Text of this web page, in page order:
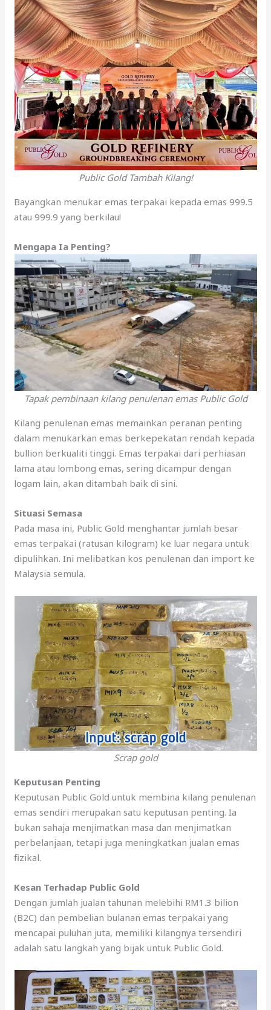
Public Gold Tambah Kilang!
Bayangkan menukar emas terpakai kepada emas 999.5
atau 999.9 yang berkilau!
Mengapa Ia Penting?
Tapak pembinaan kilang penulenan emas Public Gold
Kilang penulenan emas memainkan peranan penting
dalam menukarkan emas berkepekatan rendah kepada
bullion berkualiti tinggi. Emas terpakai dari perhiasan
lama atau lombong emas, sering dicampur dengan
logam lain, akan ditambah baik di sini.
Situasi Semasa
Pada masa ini, Public Gold menghantar jumlah besar
emas terpakai (ratusan kilogram) ke luar negara untuk
dipulihkan. Ini melibatkan kos penulenan dan import ke
Malaysia semula.
Scrap gold
Keputusan Penting
Keputusan Public Gold untuk membina kilang penulenan
emas sendiri merupakan satu keputusan penting. Ia
bukan sahaja menjimatkan masa dan menjimatkan
perbelanjaan, tetapi juga meningkatkan jualan emas
fizikal.
Kesan Terhadap Public Gold
Dengan jumlah jualan tahunan melebihi RM1.3 bilion
(B2C) dan pembelian bulanan emas terpakai yang
mencapai puluhan juta, memiliki kilangnya tersendiri
adalah satu langkah yang bijak untuk Public Gold.